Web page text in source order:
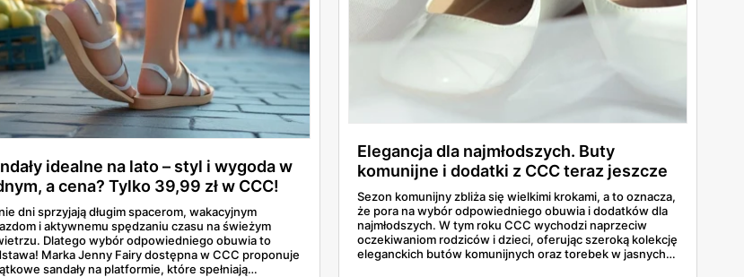
idealne na lato – styl i wygoda w
a cena? Tylko 39,99 zł w CCC!
dni sprzyjają długim spacerom, wakacyjnym
i aktywnemu spędzaniu czasu na świeżym
Dlatego wybór odpowiedniego obuwia to
Marka Jenny Fairy dostępna w CCC proponuje
sandały na platformie, które spełniają
Elegancja dla najmłodszych. Buty
komunijne i dodatki z CCC teraz jeszcze
taniej!
Sezon komunijny zbliża się wielkimi krokami, a to oznacza,
że pora na wybór odpowiedniego obuwia i dodatków dla
najmłodszych. W tym roku CCC wychodzi naprzeciw
oczekiwaniom rodziców i dzieci, oferując szeroką kolekcję
eleganckich butów komunijnych oraz torebek w jasnych,